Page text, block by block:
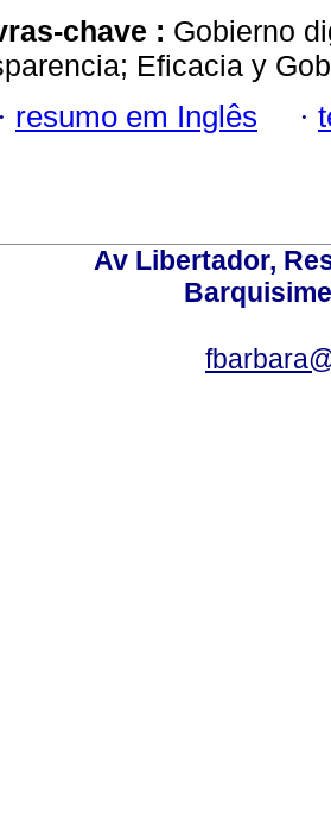
chave : Gobierno
Eficacia y
· resumo em Inglês ·
Av Libertador,